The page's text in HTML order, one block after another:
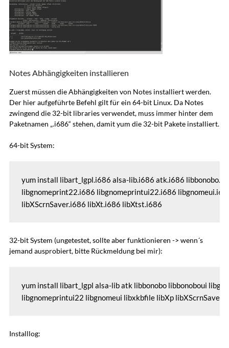
Notes Abhängigkeiten installieren
Zuerst müssen die Abhängigkeiten von Notes installiert werden.
Der hier aufgeführte Befehl gilt für ein 64-bit Linux. Da Notes
zwingend die 32-bit libraries verwendet, muss immer hinter dem
Paketnamen „.i686“ stehen, damit yum die 32-bit Pakete installiert.
64-bit System:
yum install libart_lgpl.i686 alsa-lib.i686 atk.i686
libgnomeprint22.i686 libgnomeprintui22.i686
libXScrnSaver.i686 libXt.i686 libXtst.i686
32-bit System (ungetestet, sollte aber funktionieren -> wenn´s
jemand ausprobiert, bitte Rückmeldung bei mir):
yum install libart_lgpl alsa-lib atk libbonobo libbonoboui
libgnomeprintui22 libgnomeui libxkbfile libXp libXScrnSaver
Installlog: